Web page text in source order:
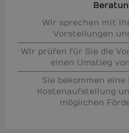
Wir sprechen mit
Vorstellungen
Wir prüfen für Sie die
einen Umstieg
Sie bekommen
Kostenaufstellung
möglichen